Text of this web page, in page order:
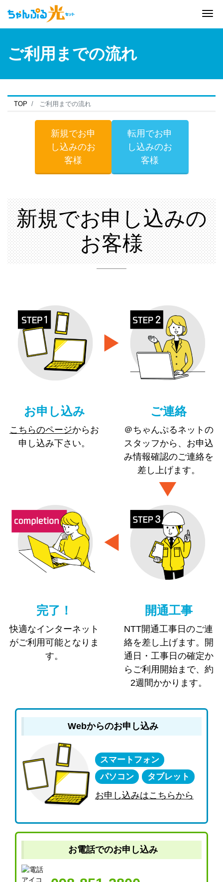
ご利用までの流れ
TOP ご利用までの流れ
新規でお申
し込みのお
客様
転用でお申
し込みのお
客様
新規でお申し込みの
お客様
お申し込み
こちらのページからお
申し込み下さい。
ご連絡
＠ちゃんぷるネットの
スタッフから、お申込
み情報確認のご連絡を
差し上げます。
完了！
快適なインターネット
がご利用可能となりま
す。
開通工事
NTT開通工事日のご連
絡を差し上げます。開
通日・工事日の確定か
らご利用開始まで、約
2週間かかります。
Webからのお申し込み
スマートフォン
パソコン
タブレット
お申し込みはこちらから
お電話でのお申し込み